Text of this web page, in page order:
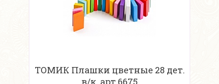
ТОМИК Плашки цветные 28 дет.